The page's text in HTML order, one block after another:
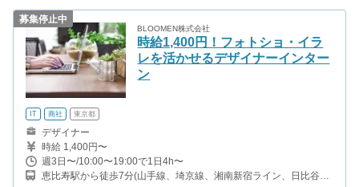
募集停止中
BLOOMEN株式会社
時給1,400円！フォトショ・イラ
レを活かせるデザイナーインター
ン
IT 商社 東京都
デザイナー
時給 1,400円〜
週3日〜/10:00〜19:00で1日4h〜
恵比寿駅から徒歩7分(山手線、埼京線、湘南新宿ライン、日比谷線)